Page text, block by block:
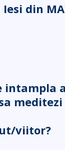
din
viitor?